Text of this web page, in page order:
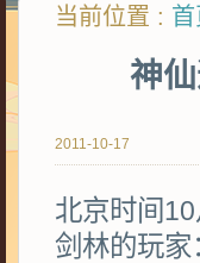
当前位置 :
神
2011-10-17
北京时间
剑林的玩